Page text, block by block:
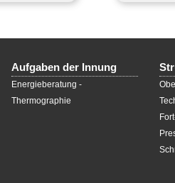
Aufgaben der Innung
Energieberatung -
Thermographie